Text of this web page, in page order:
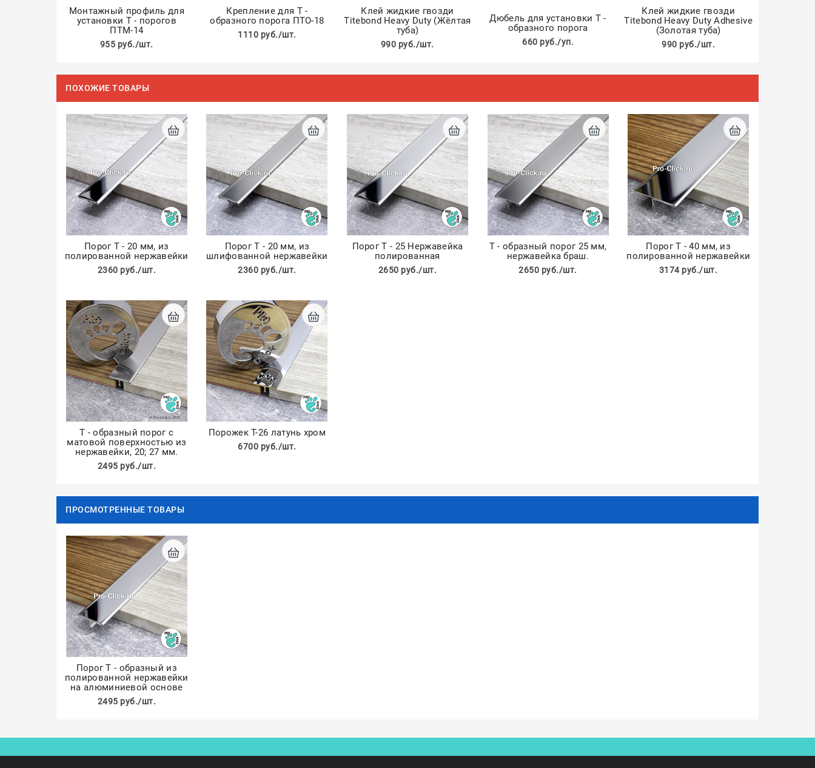
Монтажный профиль для
установки Т - порогов
ПТМ-14
955 руб./шт.
Крепление для Т -
образного порога ПТО-18
1110 руб./шт.
Клей жидкие гвозди
Titebond Heavy Duty (Жёлтая
туба)
990 руб./шт.
Дюбель для установки Т -
образного порога
660 руб./уп.
Клей жидкие гвозди
Titebond Heavy Duty Adhesive
(Золотая туба)
990 руб./шт.
ПОХОЖИЕ ТОВАРЫ
Порог Т - 20 мм, из
полированной нержавейки
2360 руб./шт.
Порог Т - 20 мм, из
шлифованной нержавейки
2360 руб./шт.
Порог Т - 25 Нержавейка
полированная
2650 руб./шт.
Т - образный порог 25 мм,
нержавейка браш.
2650 руб./шт.
Порог Т - 40 мм, из
полированной нержавейки
3174 руб./шт.
Т - образный порог с
матовой поверхностью из
нержавейки, 20; 27 мм.
2495 руб./шт.
Порожек Т-26 латунь хром
6700 руб./шт.
ПРОСМОТРЕННЫЕ ТОВАРЫ
Порог Т - образный из
полированной нержавейки
на алюминиевой основе
2495 руб./шт.